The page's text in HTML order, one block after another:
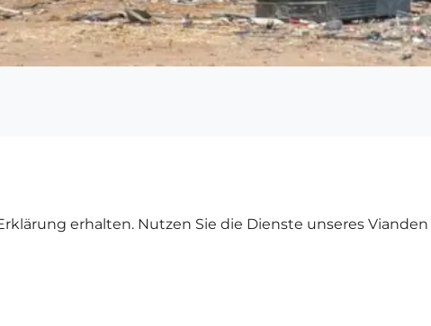
erhalten. Nutzen Sie die Dienste unseres Vianden